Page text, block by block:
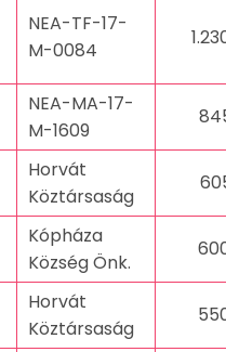
NEA-TF-17-
M-0084
NEA-MA-17-
M-1609
Horvát
Köztársaság
Kópháza
Község Önk.
Horvát
Köztársaság